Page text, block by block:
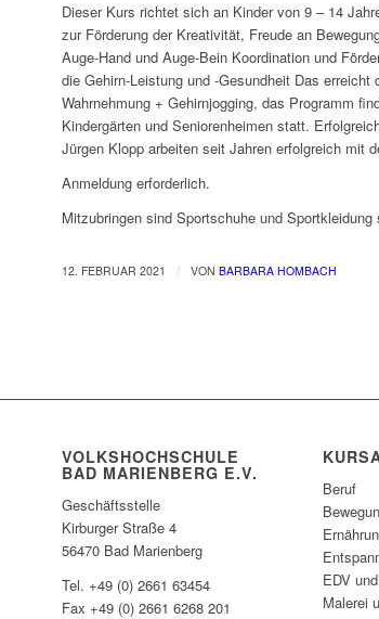
Dieser Kurs richtet sich an Kinder von 9 – 14
zur Förderung der Kreativität, Freude an
Auge-Hand und Auge-Bein Koordination und
die Gehirn-Leistung und -Gesundheit Das
Wahrnehmung + Gehirnjogging, das Programm
Kindergärten und Seniorenheimen statt.
Jürgen Klopp arbeiten seit Jahren erfolgreich mit
Anmeldung erforderlich.
Mitzubringen sind Sportschuhe und Sportkleidung
12. FEBRUAR 2021 / VON BARBARA HOMBACH
VOLKSHOCHSCHULE
BAD MARIENBERG E.V.
Geschäftsstelle
Kirburger Straße 4
56470 Bad Marienberg
Tel. +49 (0) 2661 63454
Fax +49 (0) 2661 6268 201
Beruf
EDV
Malerei